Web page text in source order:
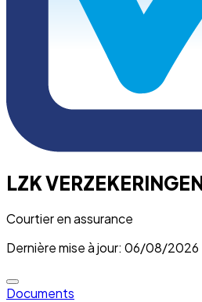
LZK
Courtier en assurance
Dernière mise à jour: 06/08/2026
Documents